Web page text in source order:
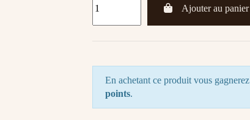
Ajouter au panier
En achetant ce produit vous gagnerez
points.